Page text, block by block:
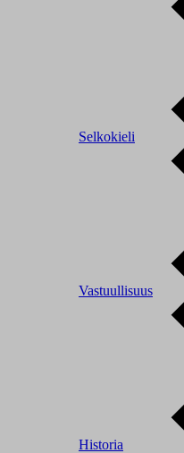
Selkokieli
Vastuullisuus
Historia